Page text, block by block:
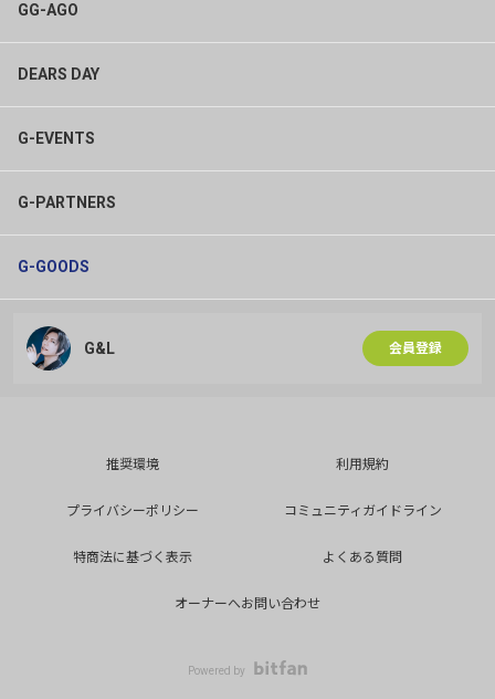
GG-AGO
DEARS DAY
G-EVENTS
G-PARTNERS
G-GOODS
G&L 会員登録
推奨環境 利用規約
プライバシーポリシー コミュニティガイドライン
特商法に基づく表示 よくある質問
オーナーへお問い合わせ
Powered by